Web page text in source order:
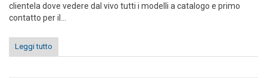
clientela dove vedere dal vivo tutti i modelli a catalogo e primo
contatto per il...
Leggi tutto